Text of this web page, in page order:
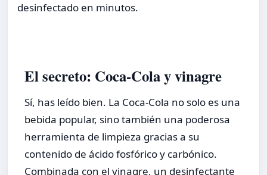
desinfectado en minutos.
El secreto: Coca-Cola y vinagre
Sí, has leído bien. La Coca-Cola no solo es una
bebida popular, sino también una poderosa
herramienta de limpieza gracias a su
contenido de ácido fosfórico y carbónico.
Combinada con el vinagre, un desinfectante